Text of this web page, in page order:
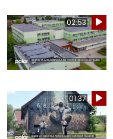
02:53
01:37